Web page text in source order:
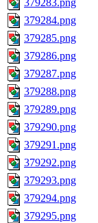
379283.png
379284.png
379285.png
379286.png
379287.png
379288.png
379289.png
379290.png
379291.png
379292.png
379293.png
379294.png
379295.png